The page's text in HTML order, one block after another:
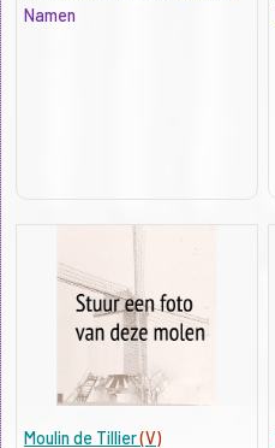
Namen
Moulin de Tillier(V)